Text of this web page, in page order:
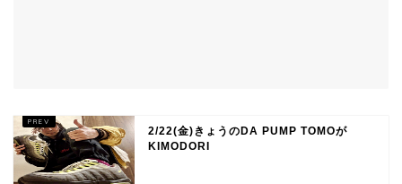
2/22(金)きょうのDA PUMP TOMOが
KIMODORI